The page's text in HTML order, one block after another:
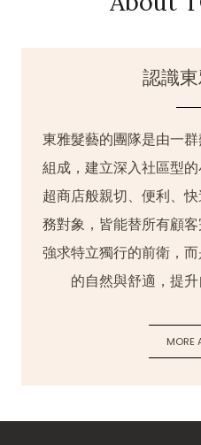
認識
東雅髮藝的團隊是由一
組成，建立深入社區型
超商店般親切、便利、
務對象，皆能替所有顧
強求特立獨行的前衛，
的自然與舒適，提升
MORE